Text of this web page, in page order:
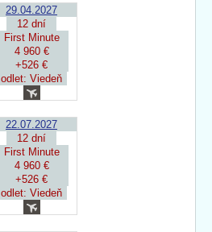
29.04.2027
12 dní
First Minute
4 960 €
+526 €
odlet: Viedeň
22.07.2027
12 dní
First Minute
4 960 €
+526 €
odlet: Viedeň